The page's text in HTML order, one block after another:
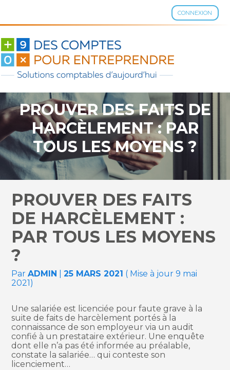
CONNEXION
Aller
contenu
PROUVER DES FAITS DE
HARCÈLEMENT : PAR
TOUS LES MOYENS ?
PROUVER DES FAITS
DE HARCÈLEMENT :
PAR TOUS LES MOYENS
?
ParADMIN |25 MARS 2021 ( Mise à jour 9 mai
2021)
Une salariée est licenciée pour faute grave à la
suite de faits de harcèlement portés à la
connaissance de son employeur via un audit
confié à un prestataire extérieur. Une enquête
dont elle n’a pas été informée au préalable,
constate la salariée… qui conteste son
licenciement…